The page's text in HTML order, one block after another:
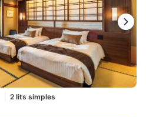
2 lits simples